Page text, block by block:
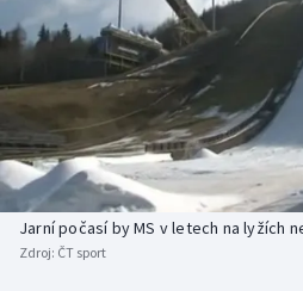
DALŠÍ SPORTY
Americký fotbal
Baseball a softbal
Basketbal
Biatlon
NEPŘEHLÉDNĚTE
Soutěže
Historické návraty
Aplikace ČT sport
Jarní počasí by MS v letech na lyžích
Zdroj: ČT sport